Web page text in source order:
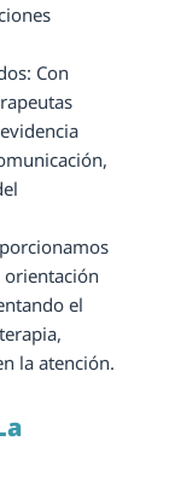
Con
orientación
el
la atención.